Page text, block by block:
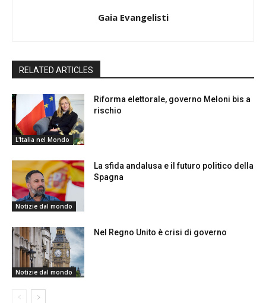
Gaia Evangelisti
RELATED ARTICLES
L'Italia nel Mondo
Riforma elettorale, governo Meloni bis a
rischio
Notizie dal mondo
La sfida andalusa e il futuro politico della
Spagna
Notizie dal mondo
Nel Regno Unito è crisi di governo